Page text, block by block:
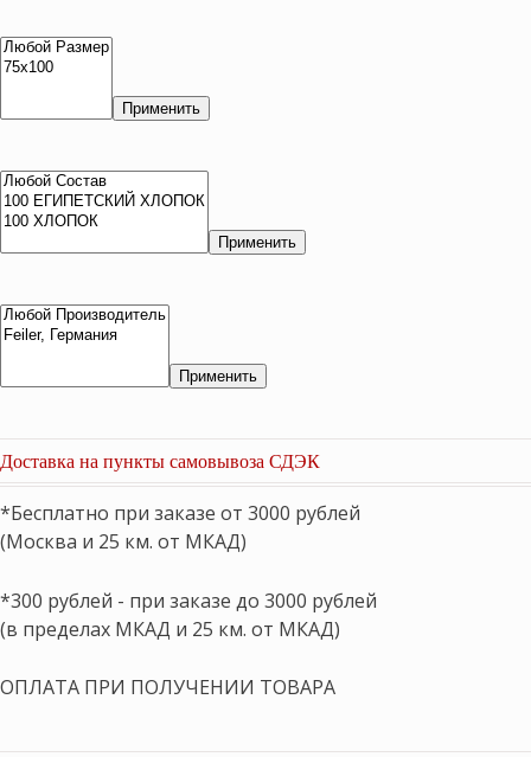
Применить
Применить
Применить
Доставка на пункты самовывоза СДЭК
*Бесплатно при заказе от 3000 рублей
(Москва и 25 км. от МКАД)
*300 рублей - при заказе до 3000 рублей
(в пределах МКАД и 25 км. от МКАД)
ОПЛАТА ПРИ ПОЛУЧЕНИИ ТОВАРА